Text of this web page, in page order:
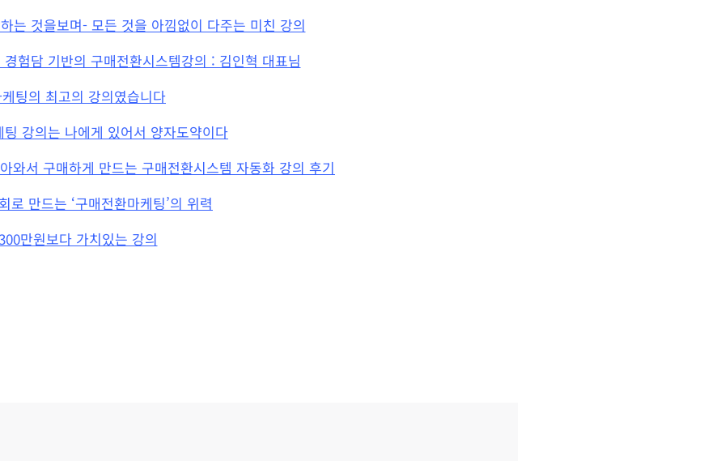
는 것을보며- 모든 것을 아낌없이 다주는 미친 강의
험담 기반의 구매전환시스템강의 : 김인혁 대표님
팅의 최고의 강의였습니다
팅 강의는 나에게 있어서 양자도약이다
와서 구매하게 만드는 구매전환시스템 자동화 강의 후기
로 만드는 ‘구매전환마케팅’의 위력
만원보다 가치있는 강의